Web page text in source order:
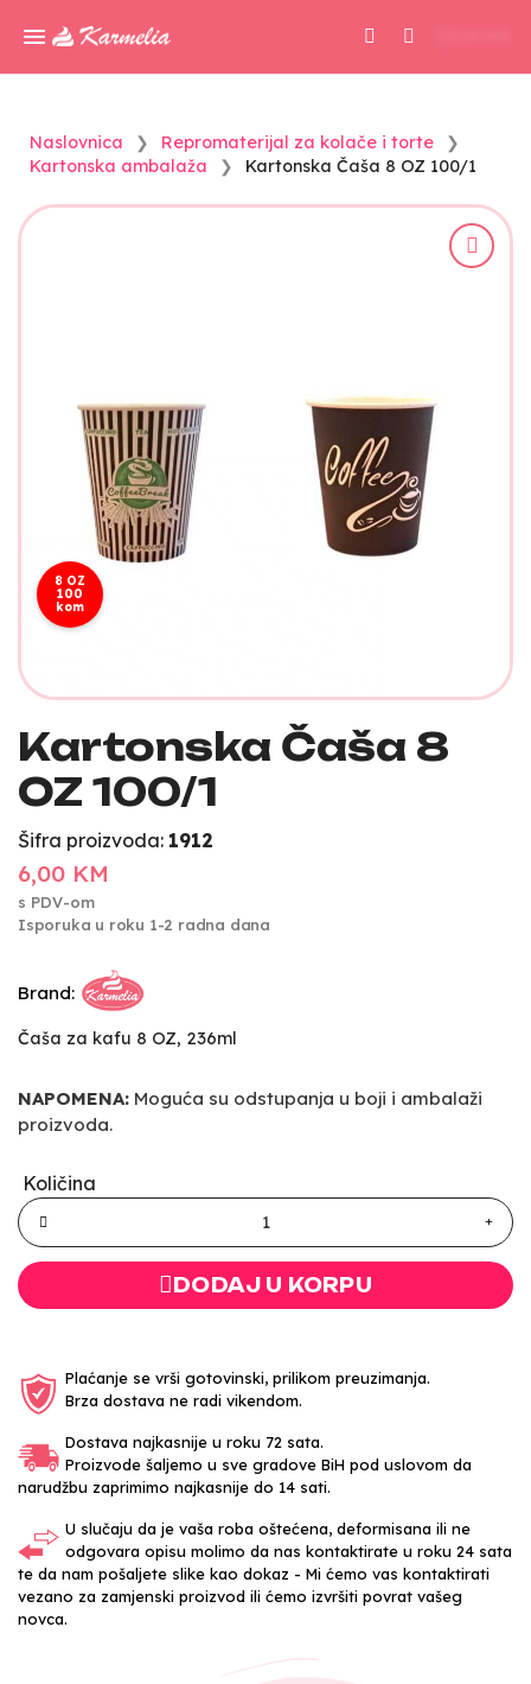
Naslovnica
Repromaterijal za kolače i torte
Kartonska ambalaža
Kartonska Čaša 8 OZ 100/1
8 OZ
100
kom
Kartonska Čaša 8
OZ 100/1
Šifra proizvoda: 1912
6,00 KM
s PDV-om
Isporuka u roku 1-2 radna dana
Brand:
Čaša za kafu 8 OZ, 236ml
NAPOMENA: Moguća su odstupanja u boji i ambalaži
proizvoda.
Količina
DODAJ U KORPU
Plaćanje se vrši gotovinski, prilikom preuzimanja.
Brza dostava ne radi vikendom.
Dostava najkasnije u roku 72 sata.
Proizvode šaljemo u sve gradove BiH pod uslovom da
narudžbu zaprimimo najkasnije do 14 sati.
U slučaju da je vaša roba oštećena, deformisana ili ne
odgovara opisu molimo da nas kontaktirate u roku 24 sata
te da nam pošaljete slike kao dokaz - Mi ćemo vas kontaktirati
vezano za zamjenski proizvod ili ćemo izvršiti povrat vašeg
novca.